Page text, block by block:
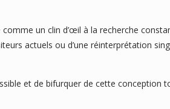
un clin d’œil à la recherche
actuels ou d’une réinterprétation
et de bifurquer de cette conception